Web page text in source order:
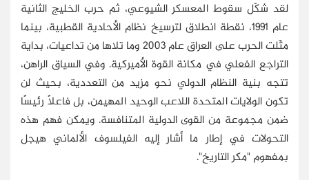
لقد شكّل سقوط المعسكر الشيوعي، ثم حرب الخليج الثانية
عام 1991، نقطة انطلاق لترسيخ نظام الأحادية القطبية، بينما
مثّلت الحرب على العراق عام 2003 وما تلاها من تداعيات، بداية
التراجع الفعلي في مكانة القوة الأميركية. وفي السياق الراهن،
تتجه بنية النظام الدولي نحو مزيد من التعددية، بحيث لن
تكون الولايات المتحدة اللاعب الوحيد المهيمن، بل فاعلًا رئيسًا
ضمن مجموعة من القوى الدولية المتنافسة. ويمكن فهم هذه
التحولات في إطار ما أشار إليه الفيلسوف الألماني هيجل
بمفهوم "مكر التاريخ".